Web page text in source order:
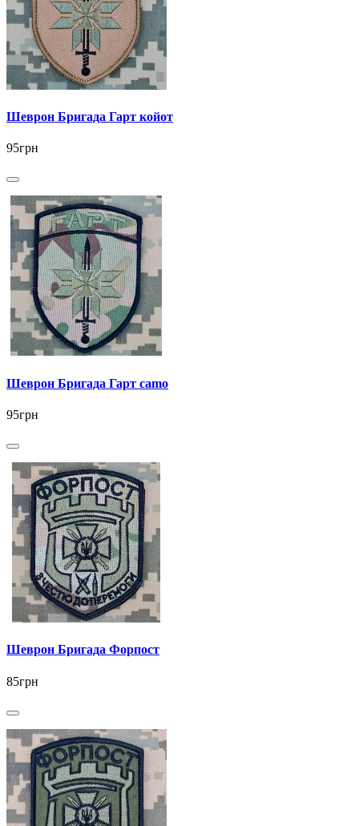
Шеврон Бригада Гарт койот
95грн
Шеврон Бригада Гарт camo
95грн
Шеврон Бригада Форпост
85грн